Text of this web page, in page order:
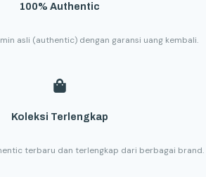
100% Authentic
asli (authentic) dengan garansi uang kembali.
Koleksi Terlengkap
terbaru dan terlengkap dari berbagai brand.